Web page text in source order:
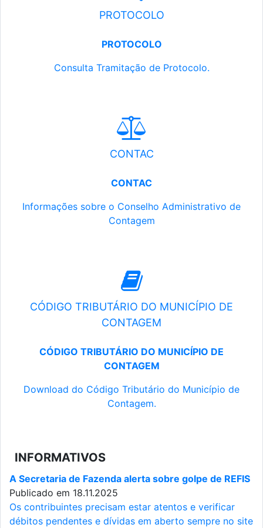
PROTOCOLO
PROTOCOLO
Consulta Tramitação de Protocolo.
CONTAC
CONTAC
Informações sobre o Conselho Administrativo de
Contagem
CÓDIGO TRIBUTÁRIO DO MUNICÍPIO DE
CONTAGEM
CÓDIGO TRIBUTÁRIO DO MUNICÍPIO DE
CONTAGEM
Download do Código Tributário do Município de
Contagem.
INFORMATIVOS
A Secretaria de Fazenda alerta sobre golpe de REFIS
Publicado em 18.11.2025
Os contribuintes precisam estar atentos e verificar
débitos pendentes e dívidas em aberto sempre no site